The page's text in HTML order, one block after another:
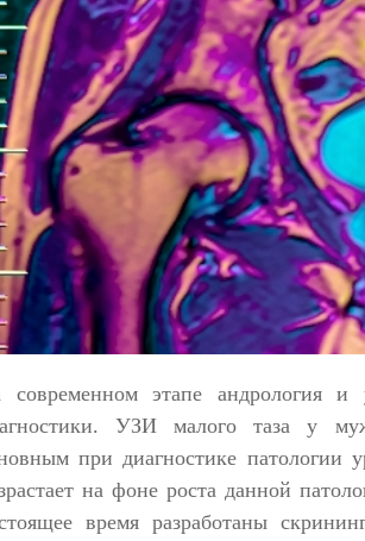
современном этапе андрология и
УЗИ малого таза у
при диагностике патологии
на фоне роста данной
время разработаны